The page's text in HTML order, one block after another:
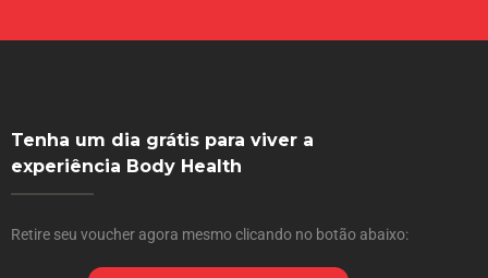
Tenha um dia grátis para viver a
experiência Body Health
Retire seu voucher agora mesmo clicando no botão abaixo: